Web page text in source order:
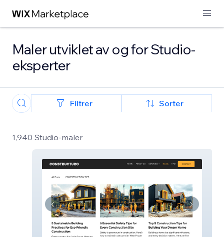
Maler utviklet av og for Studio-
eksperter
Filtrer Sorter
1,940 Studio-maler